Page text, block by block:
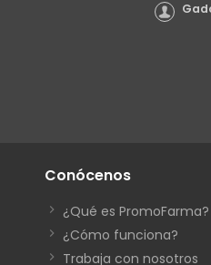
Conócenos
¿Qué es PromoFarma?
¿Cómo funciona?
Trabaja con nosotros